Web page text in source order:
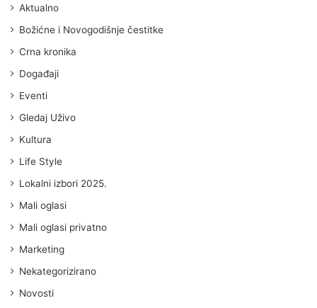
Aktualno
Božićne i Novogodišnje čestitke
Crna kronika
Događaji
Eventi
Gledaj Uživo
Kultura
Life Style
Lokalni izbori 2025.
Mali oglasi
Mali oglasi privatno
Marketing
Nekategorizirano
Novosti